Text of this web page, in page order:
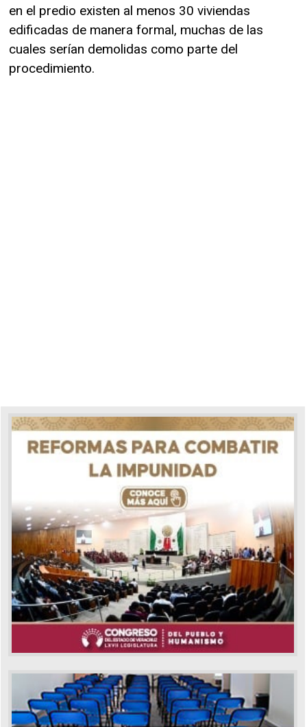
en el predio existen al menos 30 viviendas
edificadas de manera formal, muchas de las
cuales serían demolidas como parte del
procedimiento.